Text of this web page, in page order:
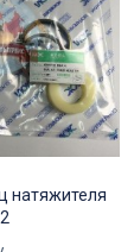
на себя все
и
натяжителя